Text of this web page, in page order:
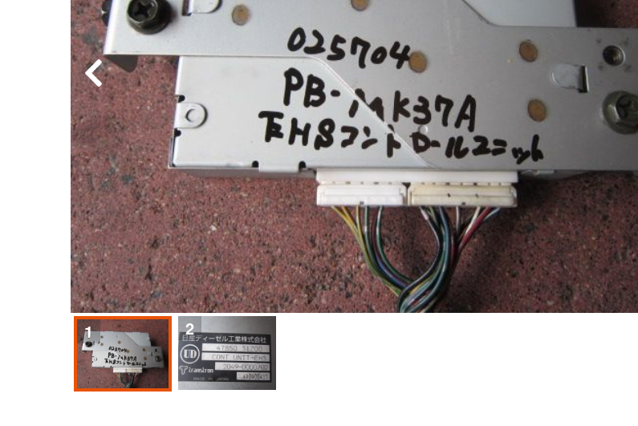
1 2